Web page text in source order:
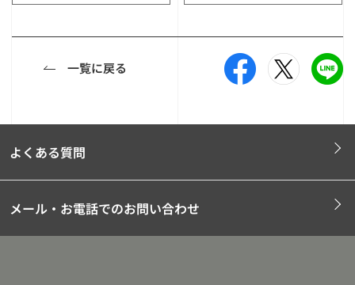
一覧に戻る
よくある質問
メール・お電話でのお問い合わせ